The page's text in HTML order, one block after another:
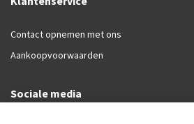
Contact opnemen met ons
Aankoopvoorwaarden
Sociale media